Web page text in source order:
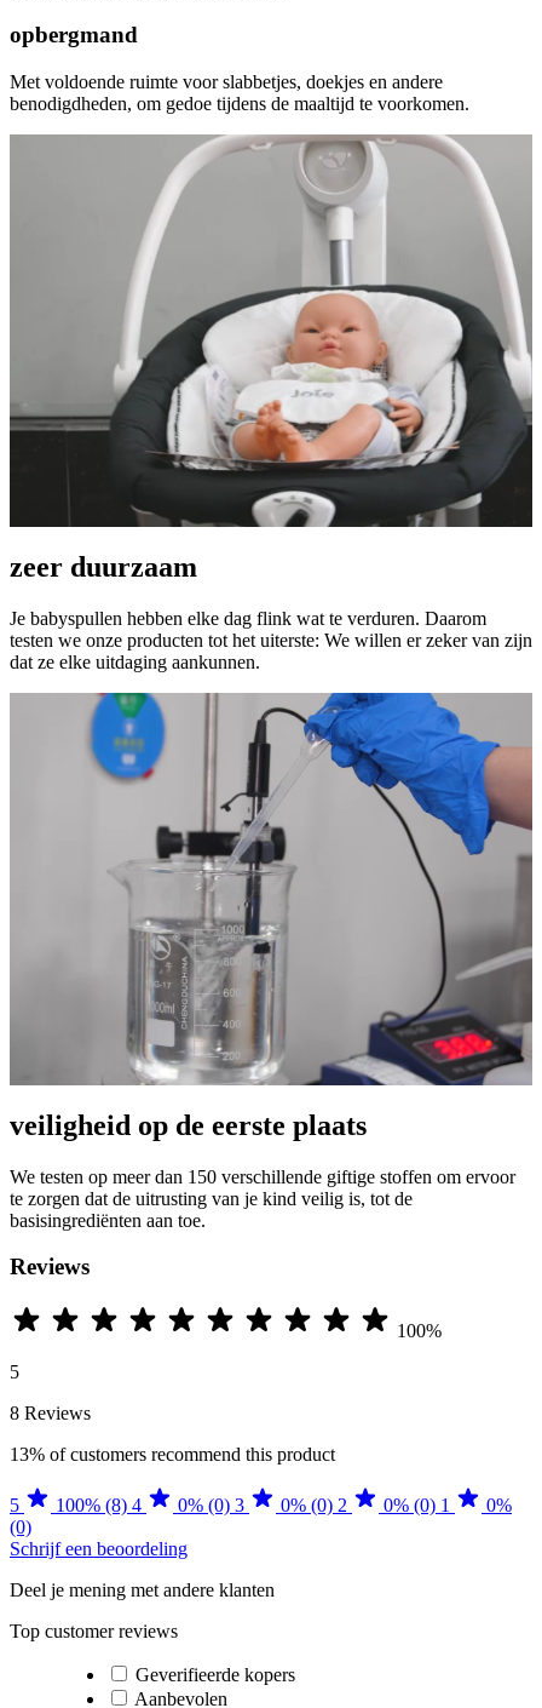
opbergmand
Met voldoende ruimte voor slabbetjes, doekjes en andere
benodigdheden, om gedoe tijdens de maaltijd te voorkomen.
zeer duurzaam
Je babyspullen hebben elke dag flink wat te verduren. Daarom
testen we onze producten tot het uiterste: We willen er zeker van zijn
dat ze elke uitdaging aankunnen.
veiligheid op de eerste plaats
We testen op meer dan 150 verschillende giftige stoffen om ervoor
te zorgen dat de uitrusting van je kind veilig is, tot de
basisingrediënten aan toe.
Reviews
100%
5
8 Reviews
13% of customers recommend this product
5 100% (8) 4 0% (0) 3 0% (0) 2 0% (0) 1
0%
(0)
Schrijf een beoordeling
Deel je mening met andere klanten
Top customer reviews
Geverifieerde kopers
Aanbevolen